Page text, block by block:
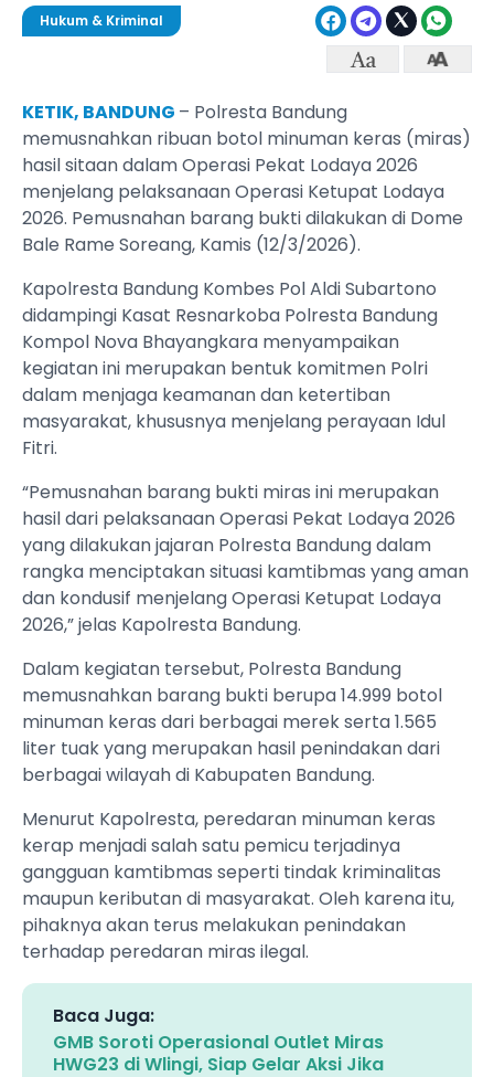
Hukum & Kriminal
KETIK, BANDUNG – Polresta Bandung
memusnahkan ribuan botol minuman keras (miras)
hasil sitaan dalam Operasi Pekat Lodaya 2026
menjelang pelaksanaan Operasi Ketupat Lodaya
2026. Pemusnahan barang bukti dilakukan di Dome
Bale Rame Soreang, Kamis (12/3/2026).
Kapolresta Bandung Kombes Pol Aldi Subartono
didampingi Kasat Resnarkoba Polresta Bandung
Kompol Nova Bhayangkara menyampaikan
kegiatan ini merupakan bentuk komitmen Polri
dalam menjaga keamanan dan ketertiban
masyarakat, khususnya menjelang perayaan Idul
Fitri.
“Pemusnahan barang bukti miras ini merupakan
hasil dari pelaksanaan Operasi Pekat Lodaya 2026
yang dilakukan jajaran Polresta Bandung dalam
rangka menciptakan situasi kamtibmas yang aman
dan kondusif menjelang Operasi Ketupat Lodaya
2026,” jelas Kapolresta Bandung.
Dalam kegiatan tersebut, Polresta Bandung
memusnahkan barang bukti berupa 14.999 botol
minuman keras dari berbagai merek serta 1.565
liter tuak yang merupakan hasil penindakan dari
berbagai wilayah di Kabupaten Bandung.
Menurut Kapolresta, peredaran minuman keras
kerap menjadi salah satu pemicu terjadinya
gangguan kamtibmas seperti tindak kriminalitas
maupun keributan di masyarakat. Oleh karena itu,
pihaknya akan terus melakukan penindakan
terhadap peredaran miras ilegal.
Baca Juga:
GMB Soroti Operasional Outlet Miras
HWG23 di Wlingi, Siap Gelar Aksi Jika